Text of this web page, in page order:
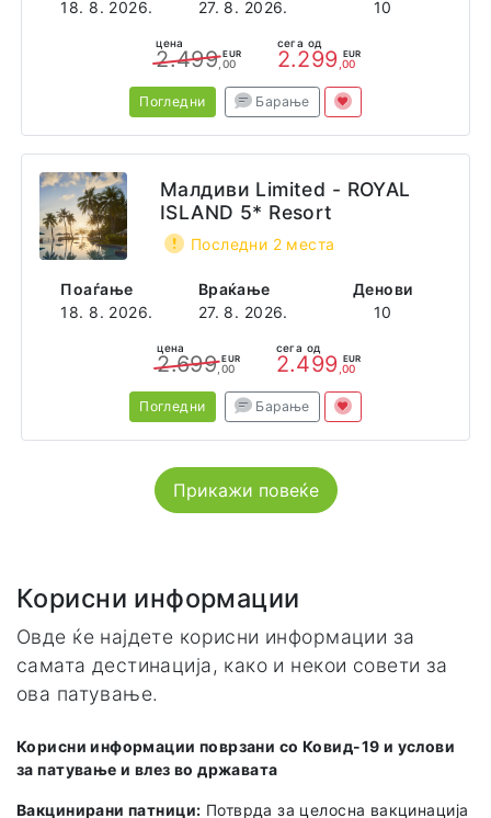
18. 8. 2026. 27. 8. 2026. 10
цена
2.499 EUR
,00
сега од
2.299 EUR
,00
Погледни Барање
Поаѓање
18. 8. 2026.
Враќање
27. 8. 2026.
Денови
10
Малдиви Limited - ROYAL
ISLAND 5* Resort
Последни 2 места
цена
2.699 EUR
,00
сега од
2.499 EUR
,00
Погледни Барање
Прикажи повеќе
Корисни информации
Овде ќе најдете корисни информации за
самата дестинација, како и некои совети за
ова патување.
Корисни информации поврзани со Ковид-19 и услови
за патување и влез во државата
Вакцинирани патници: Потврда за целосна вакцинација